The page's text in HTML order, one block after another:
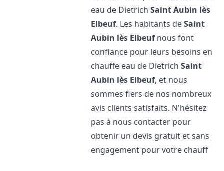
eau de DietrichSaint Aubin lès
Elbeuf. Les habitants deSaint
Aubin lès Elbeufnous font
confiance pour leurs besoins en
chauffe eau de DietrichSaint
Aubin lès Elbeuf, et nous
sommes fiers de nos nombreux
avis clients satisfaits. N'hésitez
pas à nous contacter pour
obtenir un devis gratuit et sans
engagement pour votre chauff